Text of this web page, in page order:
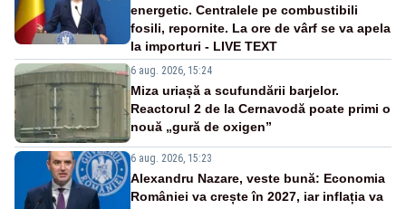
energetic. Centralele pe combustibili
fosili, repornite. La ore de vârf se va apela
la importuri - LIVE TEXT
6 aug. 2026, 15:24
Miza uriașă a scufundării barjelor.
Reactorul 2 de la Cernavodă poate primi o
nouă „gură de oxigen”
6 aug. 2026, 15:23
Alexandru Nazare, veste bună: Economia
României va crește în 2027, iar inflația va